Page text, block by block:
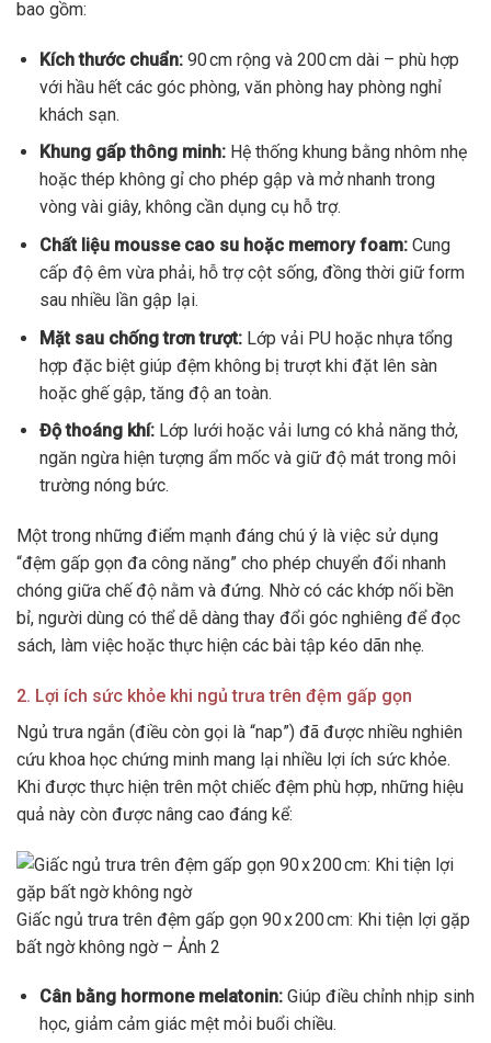
bao gồm:
Kích thước chuẩn:90 cm rộng và 200 cm dài – phù hợp
với hầu hết các góc phòng, văn phòng hay phòng nghỉ
khách sạn.
Khung gấp thông minh:Hệ thống khung bằng nhôm nhẹ
hoặc thép không gỉ cho phép gập và mở nhanh trong
vòng vài giây, không cần dụng cụ hỗ trợ.
Chất liệu mousse cao su hoặc memory foam:Cung
cấp độ êm vừa phải, hỗ trợ cột sống, đồng thời giữ form
sau nhiều lần gập lại.
Mặt sau chống trơn trượt:Lớp vải PU hoặc nhựa tổng
hợp đặc biệt giúp đệm không bị trượt khi đặt lên sàn
hoặc ghế gập, tăng độ an toàn.
Độ thoáng khí:Lớp lưới hoặc vải lưng có khả năng thở,
ngăn ngừa hiện tượng ẩm mốc và giữ độ mát trong môi
trường nóng bức.
Một trong những điểm mạnh đáng chú ý là việc sử dụng
“đệm gấp gọn đa công năng” cho phép chuyển đổi nhanh
chóng giữa chế độ nằm và đứng. Nhờ có các khớp nối bền
bỉ, người dùng có thể dễ dàng thay đổi góc nghiêng để đọc
sách, làm việc hoặc thực hiện các bài tập kéo dãn nhẹ.
2. Lợi ích sức khỏe khi ngủ trưa trên đệm gấp gọn
Ngủ trưa ngắn (điều còn gọi là “nap”) đã được nhiều nghiên
cứu khoa học chứng minh mang lại nhiều lợi ích sức khỏe.
Khi được thực hiện trên một chiếc đệm phù hợp, những hiệu
quả này còn được nâng cao đáng kể:
Giấc ngủ trưa trên đệm gấp gọn 90 x 200 cm: Khi tiện lợi gặp
bất ngờ không ngờ – Ảnh 2
Cân bằng hormone melatonin:Giúp điều chỉnh nhịp sinh
học, giảm cảm giác mệt mỏi buổi chiều.